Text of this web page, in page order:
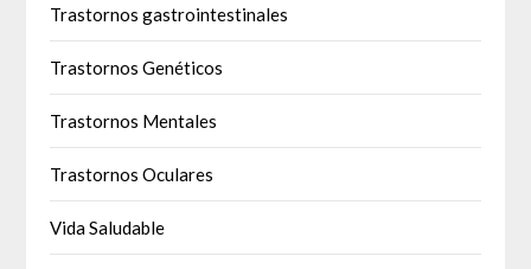
Trastornos gastrointestinales
Trastornos Genéticos
Trastornos Mentales
Trastornos Oculares
Vida Saludable